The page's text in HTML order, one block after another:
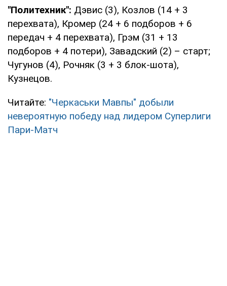
"Политехник": Дэвис (3), Козлов (14 + 3
перехвата), Кромер (24 + 6 подборов + 6
передач + 4 перехвата), Грэм (31 + 13
подборов + 4 потери), Завадский (2) – старт;
Чугунов (4), Рочняк (3 + 3 блок-шота),
Кузнецов.
Читайте: "Черкаськи Мавпы" добыли
невероятную победу над лидером Суперлиги
Пари-Матч